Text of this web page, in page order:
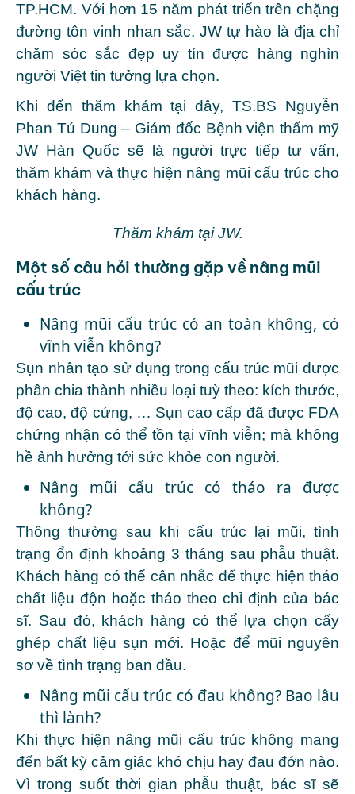
TP.HCM. Với hơn 15 năm phát triển trên chặng
đường tôn vinh nhan sắc. JW tự hào là địa chỉ
chăm sóc sắc đẹp uy tín được hàng nghìn
người Việt tin tưởng lựa chọn.
Khi đến thăm khám tại đây, TS.BS Nguyễn
Phan Tú Dung – Giám đốc Bệnh viện thẩm mỹ
JW Hàn Quốc sẽ là người trực tiếp tư vấn,
thăm khám và thực hiện nâng mũi cấu trúc cho
khách hàng.
Thăm khám tại JW.
Một số câu hỏi thường gặp về nâng mũi
cấu trúc
Nâng mũi cấu trúc có an toàn không, có
vĩnh viễn không?
Sụn nhân tạo sử dụng trong cấu trúc mũi được
phân chia thành nhiều loại tuỳ theo: kích thước,
độ cao, độ cứng, … Sụn cao cấp đã được FDA
chứng nhận có thể tồn tại vĩnh viễn; mà không
hề ảnh hưởng tới sức khỏe con người.
Nâng mũi cấu trúc có tháo ra được
không?
Thông thường sau khi cấu trúc lại mũi, tình
trạng ổn định khoảng 3 tháng sau phẫu thuật.
Khách hàng có thể cân nhắc để thực hiện tháo
chất liệu độn hoặc tháo theo chỉ định của bác
sĩ. Sau đó, khách hàng có thể lựa chọn cấy
ghép chất liệu sụn mới. Hoặc để mũi nguyên
sơ về tình trạng ban đầu.
Nâng mũi cấu trúc có đau không? Bao lâu
thì lành?
Khi thực hiện nâng mũi cấu trúc không mang
đến bất kỳ cảm giác khó chịu hay đau đớn nào.
Vì trong suốt thời gian phẫu thuật, bác sĩ sẽ